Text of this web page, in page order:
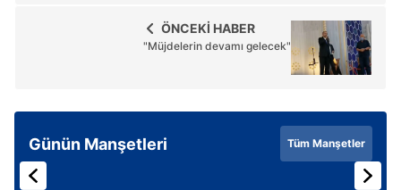
ÖNCEKİ HABER
"Müjdelerin devamı gelecek"
Günün Manşetleri Tüm Manşetler